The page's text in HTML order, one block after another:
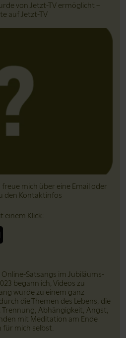
von Jetzt-TV ermöglicht –
auf Jetzt-TV
freue mich über eine Email oder
den Kontaktinfos
einem Klick:
Satsangs im Jubiläums-
begann ich, Videos zu
wurde zu einem ganz
die Themen des Lebens, die
Trennung, Abhängigkeit, Angst,
mit Meditation am Ende
für mich selbst.